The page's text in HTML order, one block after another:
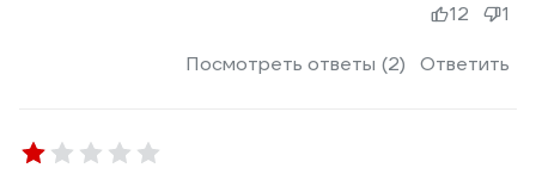
Посмотреть ответы (2) Ответить
12 1